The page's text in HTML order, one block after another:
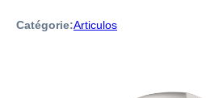
Catégorie:Articulos